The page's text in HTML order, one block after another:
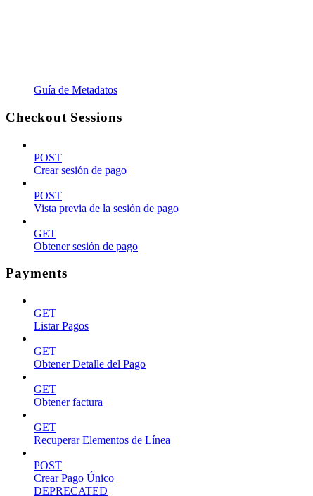
Guía de Metadatos
Checkout Sessions
POST
Crear sesión de pago
POST
Vista previa de la sesión de pago
GET
Obtener sesión de pago
Payments
GET
Listar Pagos
GET
Obtener Detalle del Pago
GET
Obtener factura
GET
Recuperar Elementos de Línea
POST
Crear Pago Único
DEPRECATED